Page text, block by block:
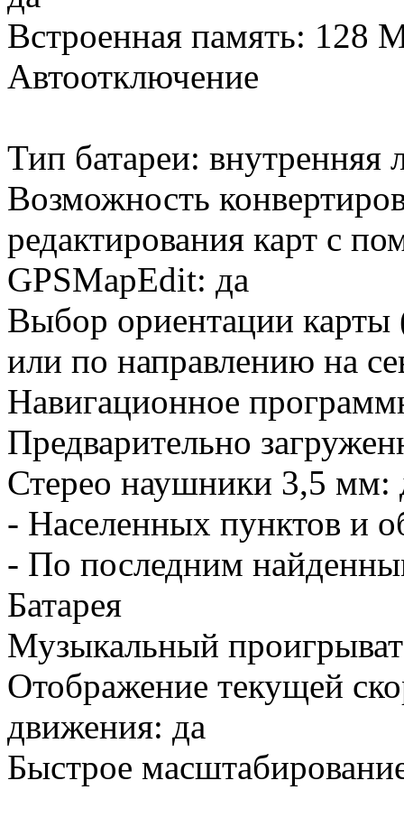
Встроенная память: 128
Автоотключение
Тип батареи: внутренняя
Возможность
редактирования карт с
GPSMapEdit: да
Выбор ориентации
или по направлению на
Навигационное
Предварительно
Стерео наушники 3,5 мм:
- Населенных пунктов и
- По последним
Батарея
Музыкальный
Отображение текущей
движения: да
Быстрое